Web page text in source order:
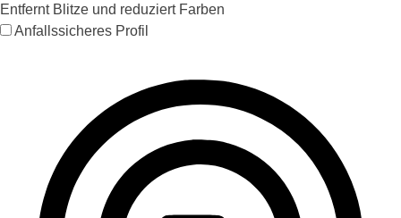
Entfernt Blitze und reduziert Farben
Anfallssicheres Profil